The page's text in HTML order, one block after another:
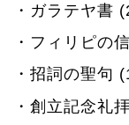
ガラテヤ書
フィリピの
招詞の聖句
創立記念礼